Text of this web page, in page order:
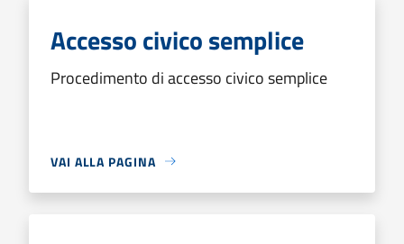
Accesso civico semplice
Procedimento di accesso civico semplice
VAI ALLA PAGINA